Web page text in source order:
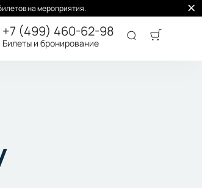
на мероприятия.
+7 (499) 460-62-98
Билеты и бронирование